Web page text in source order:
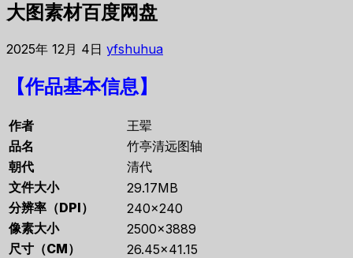
大图素材百度网盘
2025年 12月 4日 yfshuhua
【作品基本信息】
作者
王翚
品名
竹亭清远图轴
朝代
清代
文件大小
29.17MB
分辨率（DPI）
240×240
像素大小
2500×3889
尺寸（CM）
26.45×41.15